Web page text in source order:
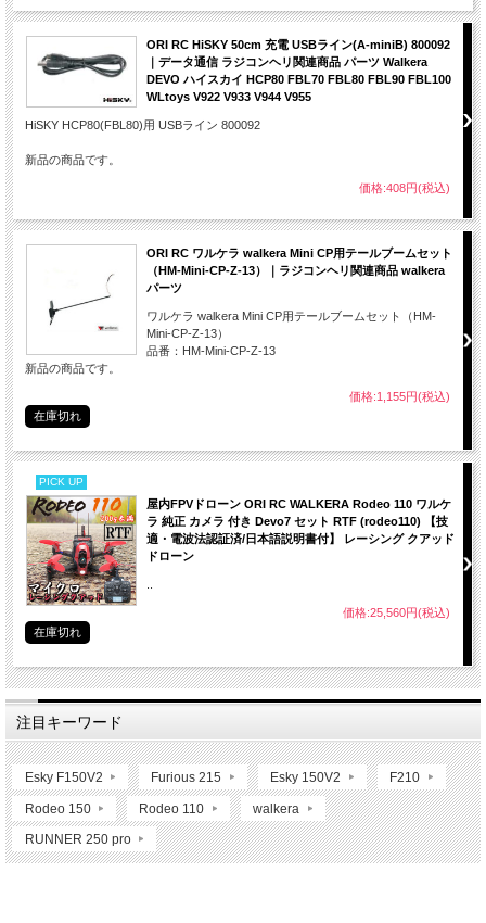
ORI RC HiSKY 50cm 充電 USBライン(A-miniB) 800092
｜データ通信 ラジコンヘリ関連商品 パーツ Walkera
DEVO ハイスカイ HCP80 FBL70 FBL80 FBL90 FBL100
WLtoys V922 V933 V944 V955
HiSKY HCP80(FBL80)用 USBライン 800092
新品の商品です。
価格:408円(税込)
ORI RC ワルケラ walkera Mini CP用テールブームセット
（HM-Mini-CP-Z-13）｜ラジコンヘリ関連商品 walkera
パーツ
ワルケラ walkera Mini CP用テールブームセット（HM-
Mini-CP-Z-13）
品番：HM-Mini-CP-Z-13
新品の商品です。
価格:1,155円(税込)
在庫切れ
PICK UP
屋内FPVドローン ORI RC WALKERA Rodeo 110 ワルケ
ラ 純正 カメラ 付き Devo7 セット RTF (rodeo110) 【技
適・電波法認証済/日本語説明書付】 レーシング クアッド
ドローン
価格:25,560円(税込)
在庫切れ
注目キーワード
Esky F150V2 Furious 215 Esky 150V2 F210
Rodeo 150 Rodeo 110 walkera
RUNNER 250 pro